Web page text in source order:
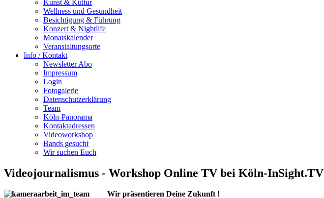
Kunst & Kultur
Wellness und Gesundheit
Besichtigung & Führung
Konzert & Nightlife
Monatskalender
Veranstaltungsorte
Info / Kontakt
Newsletter Abo
Impressum
Login
Fotogalerie
Datenschutzerklärung
Team
Köln-Panorama
Kontaktadressen
Videoworkshop
Bands gesucht
Wir suchen Euch
Videojournalismus - Workshop Online TV bei Köln-InSight.TV
Wir präsentieren Deine Zukunft !